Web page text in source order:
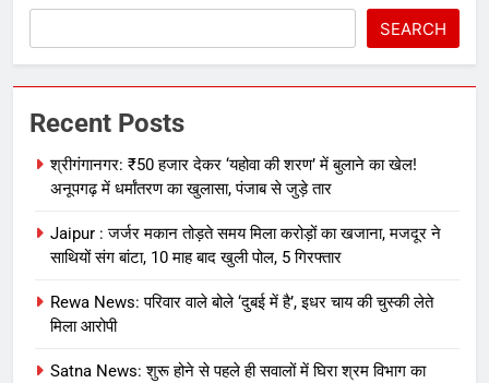
SEARCH
Recent Posts
श्रीगंगानगर: ₹50 हजार देकर ‘यहोवा की शरण’ में बुलाने का खेल!
अनूपगढ़ में धर्मांतरण का खुलासा, पंजाब से जुड़े तार
Jaipur : जर्जर मकान तोड़ते समय मिला करोड़ों का खजाना, मजदूर ने
साथियों संग बांटा, 10 माह बाद खुली पोल, 5 गिरफ्तार
Rewa News: परिवार वाले बोले ‘दुबई में है’, इधर चाय की चुस्की लेते
मिला आरोपी
Satna News: शुरू होने से पहले ही सवालों में घिरा श्रम विभाग का